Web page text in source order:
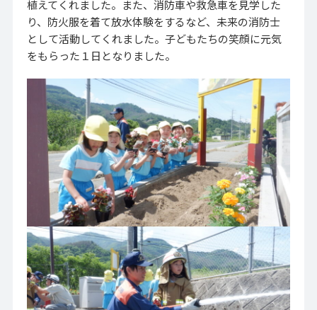
植えてくれました。また、消防車や救急車を見学した
り、防火服を着て放水体験をするなど、未来の消防士
として活動してくれました。子どもたちの笑顔に元気
をもらった１日となりました。